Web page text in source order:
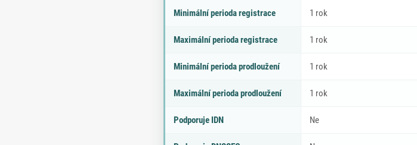
e
t
Minimální perioda registrace 1 rok
Maximální perioda registrace 1 rok
Minimální perioda prodloužení 1 rok
Maximální perioda prodloužení 1 rok
Podporuje IDN Ne